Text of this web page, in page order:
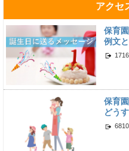
アクセ
保育
例文
保育
どう